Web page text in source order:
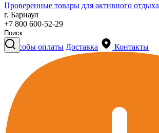
Проверенные товары для активного отдыха
г. Барнаул
+7 800 600-52-29
Способы оплаты Доставка Контакты